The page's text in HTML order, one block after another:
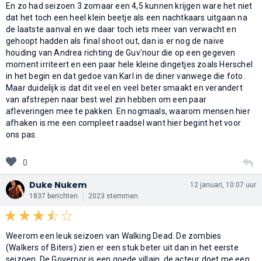
En zo had seizoen 3 zomaar een 4,5 kunnen krijgen ware het niet
dat het toch een heel klein beetje als een nachtkaars uitgaan na
de laatste aanval en we daar toch iets meer van verwacht en
gehoopt hadden als final shoot out, dan is er nog de naïve
houding van Andrea richting de Guv'nour die op een gegeven
moment irriteert en een paar hele kleine dingetjes zoals Herschel
in het begin en dat gedoe van Karl in de diner vanwege die foto.
Maar duidelijk is dat dit veel en veel beter smaakt en verandert
van afstrepen naar best wel zin hebben om een paar
afleveringen mee te pakken. En nogmaals, waarom mensen hier
afhaken is me een compleet raadsel want hier begint het voor
ons pas.
0
Duke Nukem
1837 berichten 2023 stemmen
12 januari, 10:07 uur
Weerom een leuk seizoen van Walking Dead. De zombies
(Walkers of Biters) zien er een stuk beter uit dan in het eerste
seizoen. De Governor is een goede villain, de acteur doet me een